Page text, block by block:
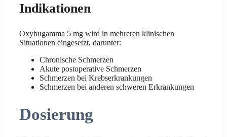
Indikationen
Oxybugamma 5 mg wird in mehreren klinischen
Situationen eingesetzt, darunter:
Chronische Schmerzen
Akute postoperative Schmerzen
Schmerzen bei Krebserkrankungen
Schmerzen bei anderen schweren Erkrankungen
Dosierung